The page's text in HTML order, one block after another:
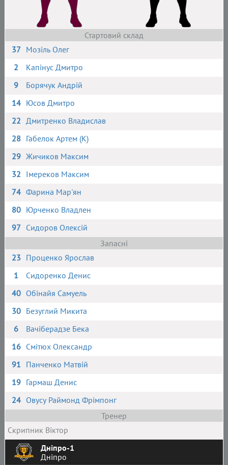
Стартовий склад
37 Мозіль Олег
2
Капінус Дмитро
9
Борячук Андрій
14 Юсов Дмитро
22 Дмитренко Владислав
28 Габелок Артем (К)
29 Жичиков Максим
32 Імереков Максим
74 Фарина Мар'ян
80 Юрченко Владлен
97 Сидоров Олексій
Запасні
23 Проценко Ярослав
1
Сидоренко Денис
40 Обінайя Самуель
30 Безуглий Микита
6
Вачіберадзе Бека
16 Смітюх Олександр
91 Панченко Матвій
19 Гармаш Денис
24 Овусу Раймонд Фрімпонг
Тренер
Скрипник Віктор
Дніпро-1
Дніпро